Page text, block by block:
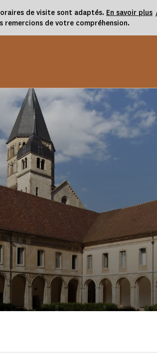
de visite sont adaptés. En savoir plus
remercions de votre compréhension.